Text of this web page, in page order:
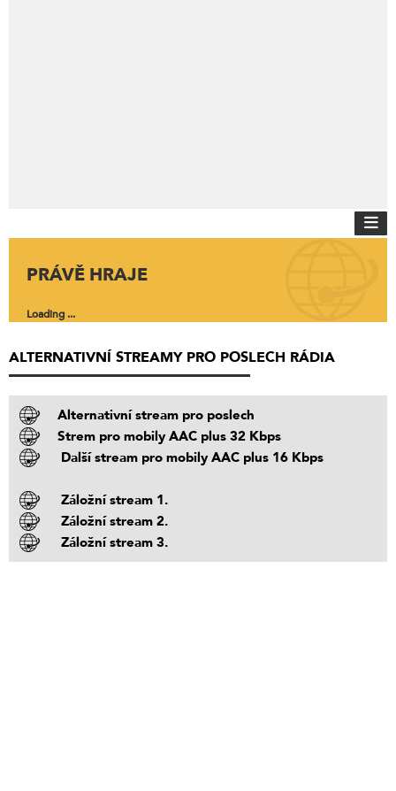
PRÁVĚ HRAJE
Loading ...
ALTERNATIVNÍ STREAMY PRO POSLECH RÁDIA
Alternativní stream pro poslech
Strem pro mobily AAC plus 32 Kbps
Další stream pro mobily AAC plus 16 Kbps
Záložní stream 1.
Záložní stream 2.
Záložní stream 3.